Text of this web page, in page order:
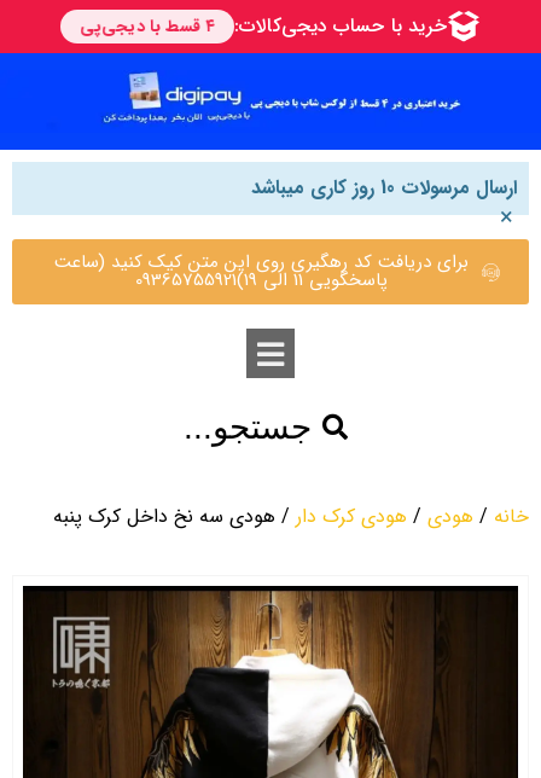
ارسال مرسولات 10 روز کاری میباشد
×
برای دریافت کد رهگیری روی این متن کیک کنید (ساعت
پاسخگویی 11 الی 19)09365755921
جستجو...
خانه / هودی / هودی کرک دار / هودی سه نخ داخل کرک پنبه